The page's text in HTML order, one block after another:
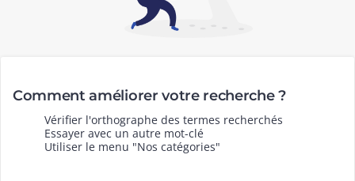
Comment améliorer votre recherche ?
Vérifier l'orthographe des termes recherchés
Essayer avec un autre mot-clé
Utiliser le menu "Nos catégories"